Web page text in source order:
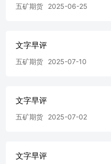
国债利率-1.19bp至
1000:2.22，上证50:1.24
例：IF当月/下月/当季/隔
季：-0.22%/-1.30%/-
季：+0.11%/+0.21%/
面，近期美债利率高位
策，尤其是央行设立两
五矿期货 2025-06-25
文字早评
五矿期货 2025-07-10
文字早评
五矿期货 2025-07-02
文字早评